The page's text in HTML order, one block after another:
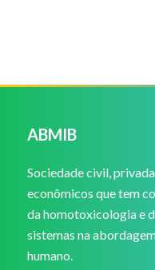
ABMIB
Sociedade civil,
econômicos que tem
da homotoxicologia e
sistemas na
humano.